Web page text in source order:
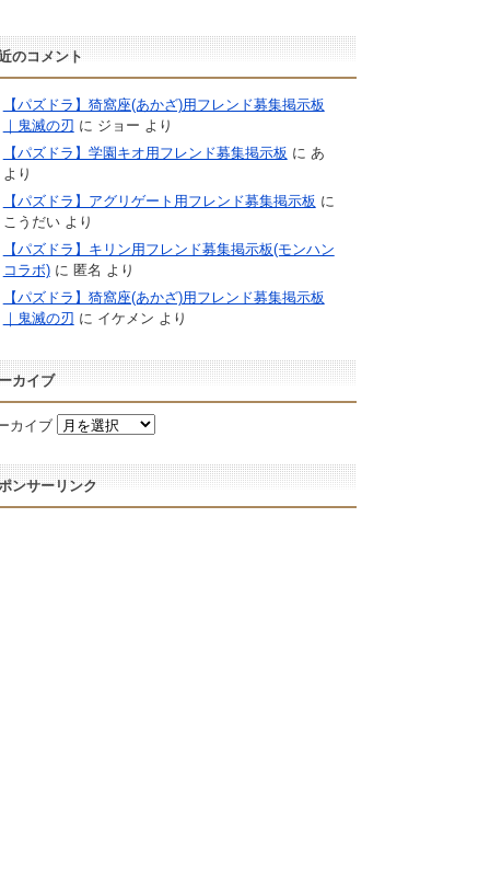
のコメント
【パズドラ】猗窩座(あかざ)用フレンド募集掲示板
｜鬼滅の刃 に ジョー より
【パズドラ】学園キオ用フレンド募集掲示板 に あ
より
【パズドラ】アグリゲート用フレンド募集掲示板 に
こうだいより
【パズドラ】キリン用フレンド募集掲示板(モンハン
コラボ)に 匿名 より
【パズドラ】猗窩座(あかざ)用フレンド募集掲示板
｜鬼滅の刃 に イケメン より
カイブ
カイブ
ンサーリンク